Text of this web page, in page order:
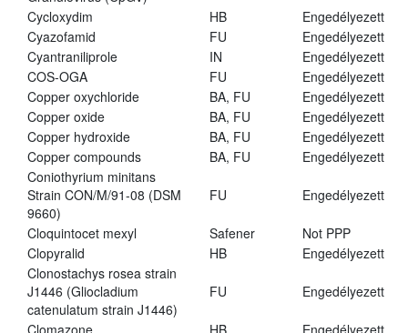
Cycloxydim
HB
Engedélyezett
Cyazofamid
FU
Engedélyezett
Cyantraniliprole
IN
Engedélyezett
COS-OGA
FU
Engedélyezett
Copper oxychloride
BA, FU
Engedélyezett
Copper oxide
BA, FU
Engedélyezett
Copper hydroxide
BA, FU
Engedélyezett
Copper compounds
BA, FU
Engedélyezett
Coniothyrium minitans
Strain CON/M/91-08 (DSM
9660)
FU Engedélyezett
Cloquintocet mexyl Safener
Not PPP
Clopyralid
HB
Engedélyezett
Clonostachys rosea strain
J1446 (Gliocladium
catenulatum strain J1446)
FU Engedélyezett